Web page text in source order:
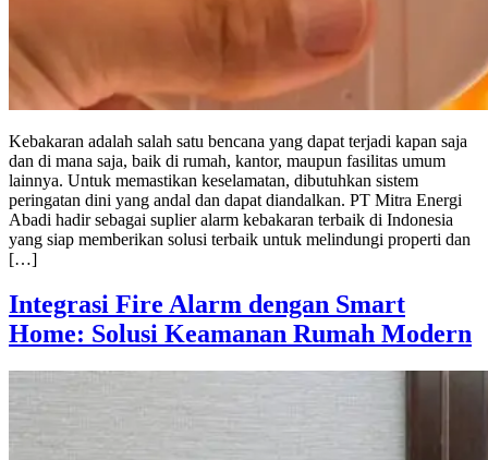
Kebakaran adalah salah satu bencana yang dapat terjadi kapan saja
dan di mana saja, baik di rumah, kantor, maupun fasilitas umum
lainnya. Untuk memastikan keselamatan, dibutuhkan sistem
peringatan dini yang andal dan dapat diandalkan. PT Mitra Energi
Abadi hadir sebagai suplier alarm kebakaran terbaik di Indonesia
yang siap memberikan solusi terbaik untuk melindungi properti dan
[…]
Integrasi Fire Alarm dengan Smart
Home: Solusi Keamanan Rumah Modern